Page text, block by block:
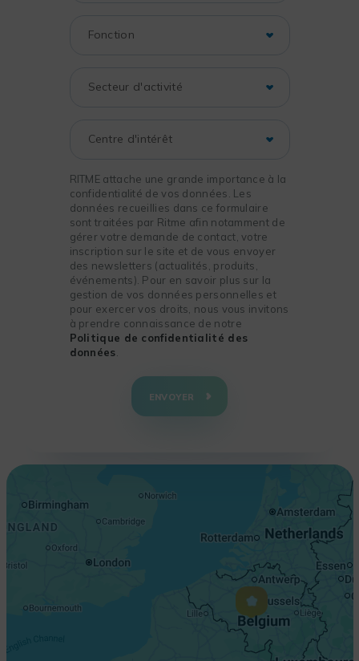
RITME attache une grande importance à la
confidentialité de vos données. Les
données recueillies dans ce formulaire
sont traitées par Ritme afin notamment de
gérer votre demande de contact, votre
inscription sur le site et de vous envoyer
des newsletters (actualités, produits,
événements). Pour en savoir plus sur la
gestion de vos données personnelles et
pour exercer vos droits, nous vous invitons
à prendre connaissance de notre
Politique de confidentialité des
données
ENVOYER